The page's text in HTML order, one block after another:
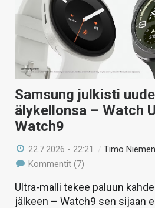
Samsung julkisti
älykellonsa – Watch
Watch9
22.7.2026 - 22:21 /Timo
Kommentit (7)
Ultra-malli tekee paluun
jälkeen – Watch9 sen sijaan